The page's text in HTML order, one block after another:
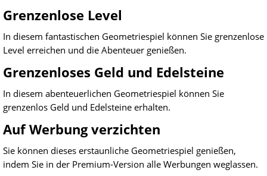
Grenzenlose Level
In diesem fantastischen Geometriespiel können Sie grenzenlose
Level erreichen und die Abenteuer genießen.
Grenzenloses Geld und Edelsteine
In diesem abenteuerlichen Geometriespiel können Sie
grenzenlos Geld und Edelsteine erhalten.
Auf Werbung verzichten
Sie können dieses erstaunliche Geometriespiel genießen,
indem Sie in der Premium-Version alle Werbungen weglassen.